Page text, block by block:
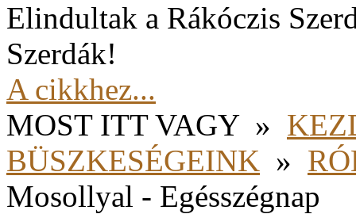
Elindultak a Rákóczis
Szerdák!
A cikkhez...
MOST ITT VAGY »
BÜSZKESÉGEINK »
Mosollyal - Egésszégnap